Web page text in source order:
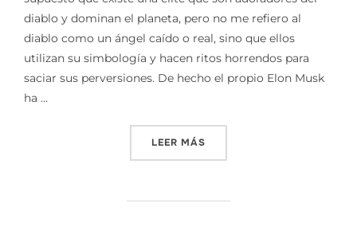
diablo y dominan el planeta, pero no me refiero al
diablo como un ángel caído o real, sino que ellos
utilizan su simbología y hacen ritos horrendos para
saciar sus perversiones. De hecho el propio Elon Musk
ha …
LEER MÁS